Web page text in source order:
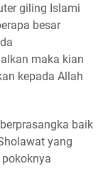
giling Islami
besar
maka kian
kepada Allah
baik
yang